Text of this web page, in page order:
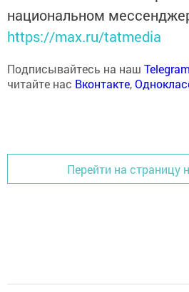
национальном
https://max.ru/tatmedia
Подписывайтесь на наш
читайте нас Вконтакте,
Перейти на страницу